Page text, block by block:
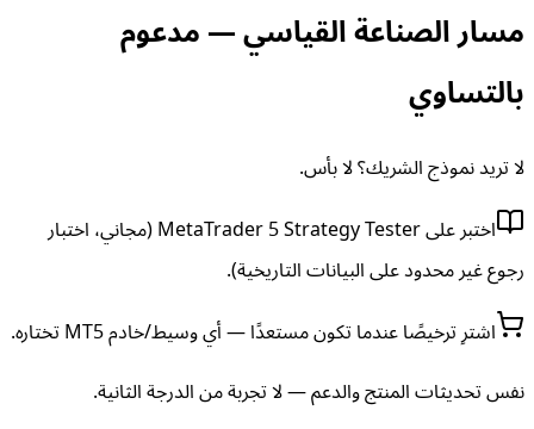
مسار الصناعة القياسي — مدعوم
بالتساوي
لا تريد نموذج الشريك؟ لا بأس.
اختبر على MetaTrader 5 Strategy Tester (مجاني، اختبار
رجوع غير محدود على البيانات التاريخية).
اشترِ ترخيصًا عندما تكون مستعدًا — أي وسيط/خادم MT5 تختاره.
نفس تحديثات المنتج والدعم — لا تجربة من الدرجة الثانية.